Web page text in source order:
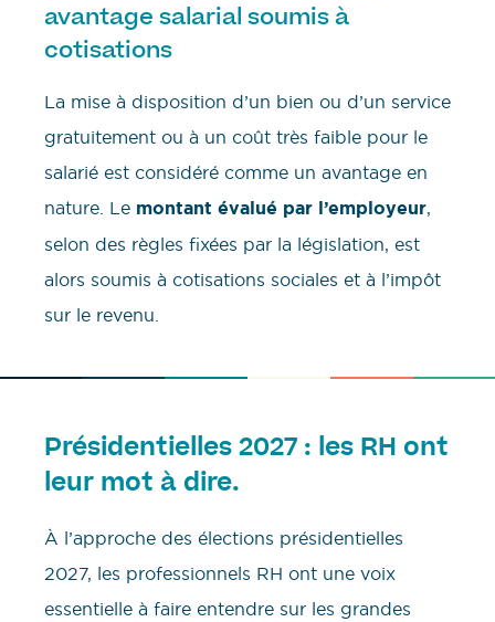
avantage salarial soumis à
cotisations
La mise à disposition d’un bien ou d’un service
gratuitement ou à un coût très faible pour le
salarié est considéré comme un avantage en
nature. Le montant évalué par l’employeur,
selon des règles fixées par la législation, est
alors soumis à cotisations sociales et à l’impôt
sur le revenu.
Présidentielles 2027 : les RH ont
leur mot à dire.
À l’approche des élections présidentielles
2027, les professionnels RH ont une voix
essentielle à faire entendre sur les grandes